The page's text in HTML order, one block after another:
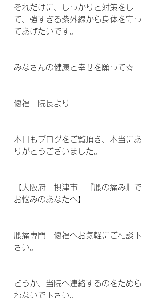
それだけに、しっかりと対策をし
て、強すぎる紫外線から身体を守っ
てあげたいです。
みなさんの健康と幸せを願って☆
優福　院長より
本日もブログをご覧頂き、本当にあ
りがとうございました。
【大阪府　摂津市　『腰の痛み』で
お悩みのあなたへ】
腰痛専門　優福へお気軽にご相談下
さい。
どうか、当院へ連絡するのをためら
わないで下さい。